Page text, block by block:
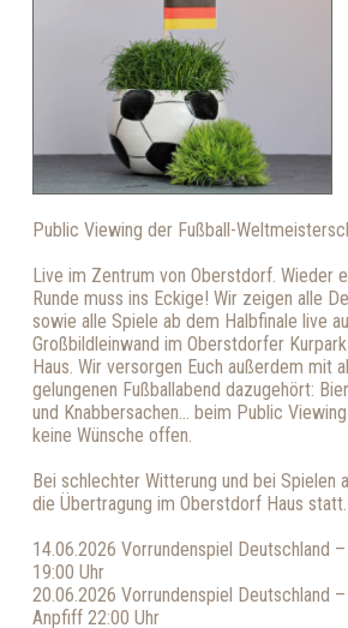
Public Viewing der Fußball-
Live im Zentrum von Oberstdorf. Wieder
Runde muss ins Eckige! Wir zeigen alle
sowie alle Spiele ab dem Halbfinale live
Großbildleinwand im Oberstdorfer
Haus. Wir versorgen Euch außerdem mit
gelungenen Fußballabend dazugehört:
und Knabbersachen... beim Public
keine Wünsche offen.
Bei schlechter Witterung und bei Spielen
die Übertragung im Oberstdorf Haus statt.
14.06.2026 Vorrundenspiel Deutschland
19:00 Uhr
20.06.2026 Vorrundenspiel Deutschland
Anpfiff 22:00 Uhr